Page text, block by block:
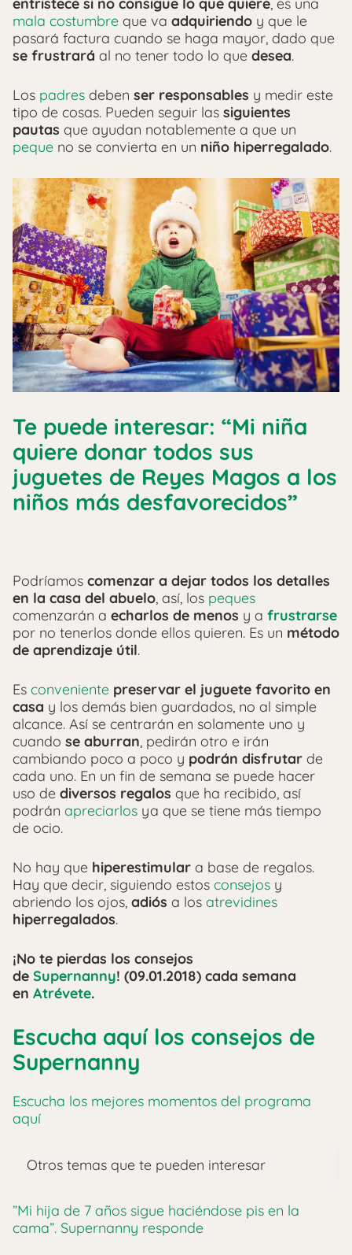
entristece si no consigue lo que quiere, es una
mala costumbre que va adquiriendo y que le
pasará factura cuando se haga mayor, dado que
se frustrará al no tener todo lo que desea.
Los padres deben ser responsables y medir este
tipo de cosas. Pueden seguir las siguientes
pautas que ayudan notablemente a que un
peque no se convierta en un niño hiperregalado.
Te puede interesar: “Mi niña
quiere donar todos sus
juguetes de Reyes Magos a los
niños más desfavorecidos”
Podríamos comenzar a dejar todos los detalles
en la casa del abuelo, así, los peques
comenzarán a echarlos de menos y a frustrarse
por no tenerlos donde ellos quieren. Es un método
de aprendizaje útil.
Es conveniente preservar el juguete favorito en
casa y los demás bien guardados, no al simple
alcance. Así se centrarán en solamente uno y
cuando se aburran, pedirán otro e irán
cambiando poco a poco y podrán disfrutar de
cada uno. En un fin de semana se puede hacer
uso de diversos regalos que ha recibido, así
podrán apreciarlos ya que se tiene más tiempo
de ocio.
No hay que hiperestimular a base de regalos.
Hay que decir, siguiendo estos consejos y
abriendo los ojos, adiós a los atrevidines
hiperregalados.
¡No te pierdas los consejos
de Supernanny! (09.01.2018) cada semana
en Atrévete.
Escucha aquí los consejos de
Supernanny
Escucha los mejores momentos del programa
aquí
Otros temas que te pueden interesar
”Mi hija de 7 años sigue haciéndose pis en la
cama”. Supernanny responde